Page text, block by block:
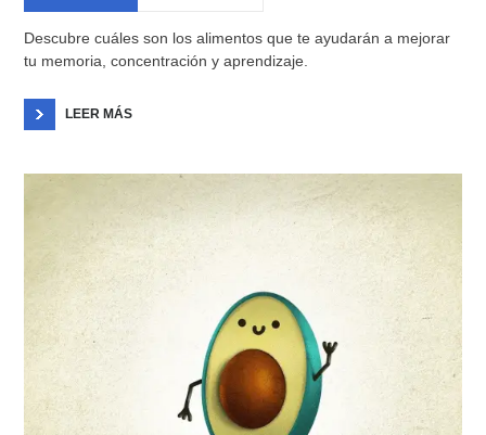
Descubre cuáles son los alimentos que te ayudarán a mejorar
tu memoria, concentración y aprendizaje.
LEER MÁS